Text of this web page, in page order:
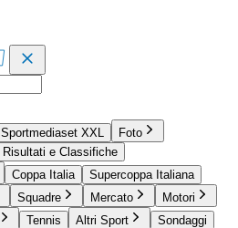
Sportmediaset XXL
Foto
Risultati e Classifiche
Coppa Italia
Supercoppa Italiana
Squadre Mercato
Motori
Tennis Altri Sport
Sondaggi